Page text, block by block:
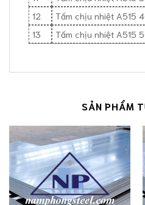
12
Tấm chịu nhiệt A515
13
Tấm chịu nhiệt A515
SẢN PHẨM